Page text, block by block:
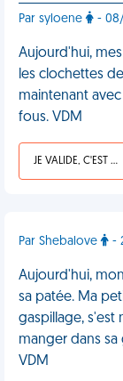
Par syloene -
Aujourd'hui,
les clochettes
maintenant
fous. VDM
JE VALIDE, C'EST UNE VDM
Par Shebalove -
Aujourd'hui,
sa patée. Ma
gaspillage, s'est
manger dans
VDM